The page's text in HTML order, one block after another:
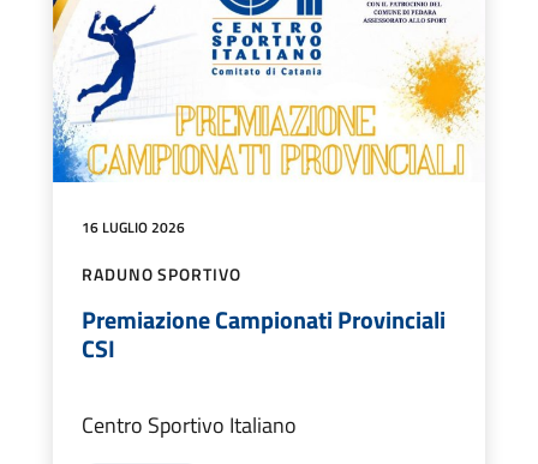
16 LUGLIO 2026
RADUNO SPORTIVO
Premiazione Campionati Provinciali
CSI
Centro Sportivo Italiano